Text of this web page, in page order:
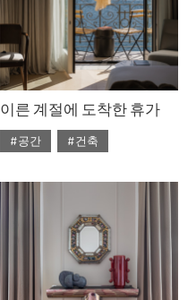
이른 계절에 도착한 휴가
#공간
#건축